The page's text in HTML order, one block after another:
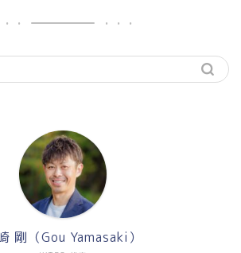
剛（Gou Yamasaki）